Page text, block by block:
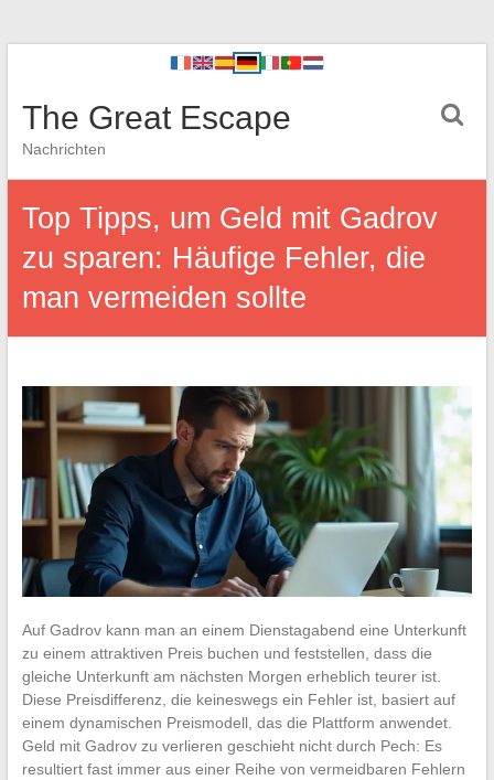
The Great Escape
Nachrichten
Top Tipps, um Geld mit Gadrov
zu sparen: Häufige Fehler, die
man vermeiden sollte
Auf Gadrov kann man an einem Dienstagabend eine Unterkunft
zu einem attraktiven Preis buchen und feststellen, dass die
gleiche Unterkunft am nächsten Morgen erheblich teurer ist.
Diese Preisdifferenz, die keineswegs ein Fehler ist, basiert auf
einem dynamischen Preismodell, das die Plattform anwendet.
Geld mit Gadrov zu verlieren geschieht nicht durch Pech: Es
resultiert fast immer aus einer Reihe von vermeidbaren Fehlern